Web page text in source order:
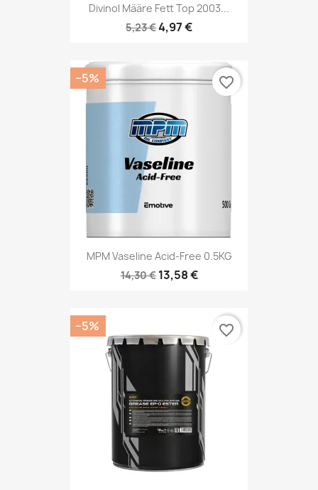
Divinol Määre Fett Top 2003...
5,23 €4,97 €
MPM Vaseline Acid-Free 0.5KG
14,30 € 13,58 €
−5% favorite_border
−5% favorite_border